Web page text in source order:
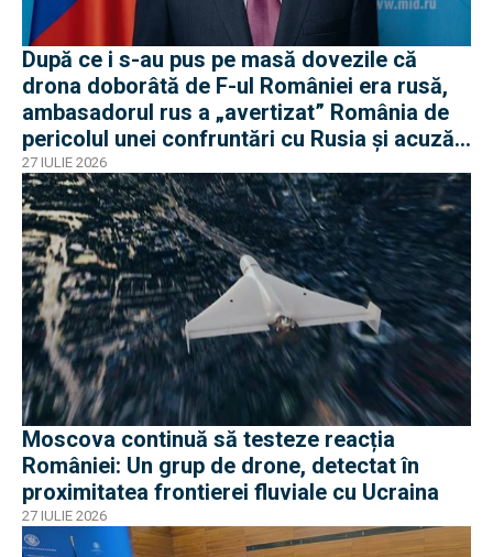
După ce i s-au pus pe masă dovezile că
drona doborâtă de F-ul României era rusă,
ambasadorul rus a „avertizat” România de
pericolul unei confruntări cu Rusia și acuză
o „înscenare propagandistă”
27 IULIE 2026
Moscova continuă să testeze reacția
României: Un grup de drone, detectat în
proximitatea frontierei fluviale cu Ucraina
27 IULIE 2026